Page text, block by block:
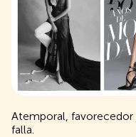
Atemporal, favorecedor
falla.